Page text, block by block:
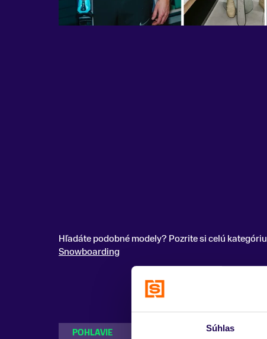
Súhlas
Hľadáte podobné modely? Pozrite si celú kategóriu
Snowboarding
POHLAVIE Dámske